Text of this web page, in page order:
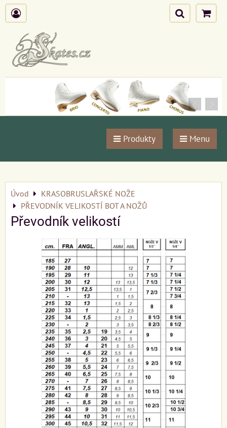
Produkty Menu
Úvod
KRASOBRUSLAŘSKÉ NOŽE
PŘEVODNÍK VELIKOSTÍ BOT A NOŽŮ
Převodník velikostí